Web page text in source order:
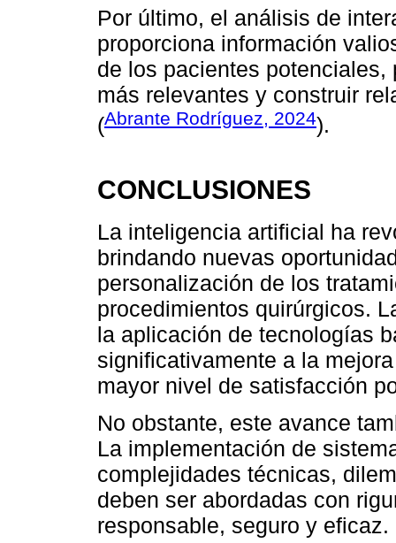
Por último, el análisis de
proporciona información
de los pacientes
más relevantes y construir
(Abrante Rodríguez, 2024).
CONCLUSIONES
La inteligencia artificial ha
brindando nuevas
personalización de los
procedimientos quirúrgicos.
la aplicación de tecnologías
significativamente a la
mayor nivel de satisfacción
No obstante, este avance
La implementación de
complejidades técnicas,
deben ser abordadas con
responsable, seguro y